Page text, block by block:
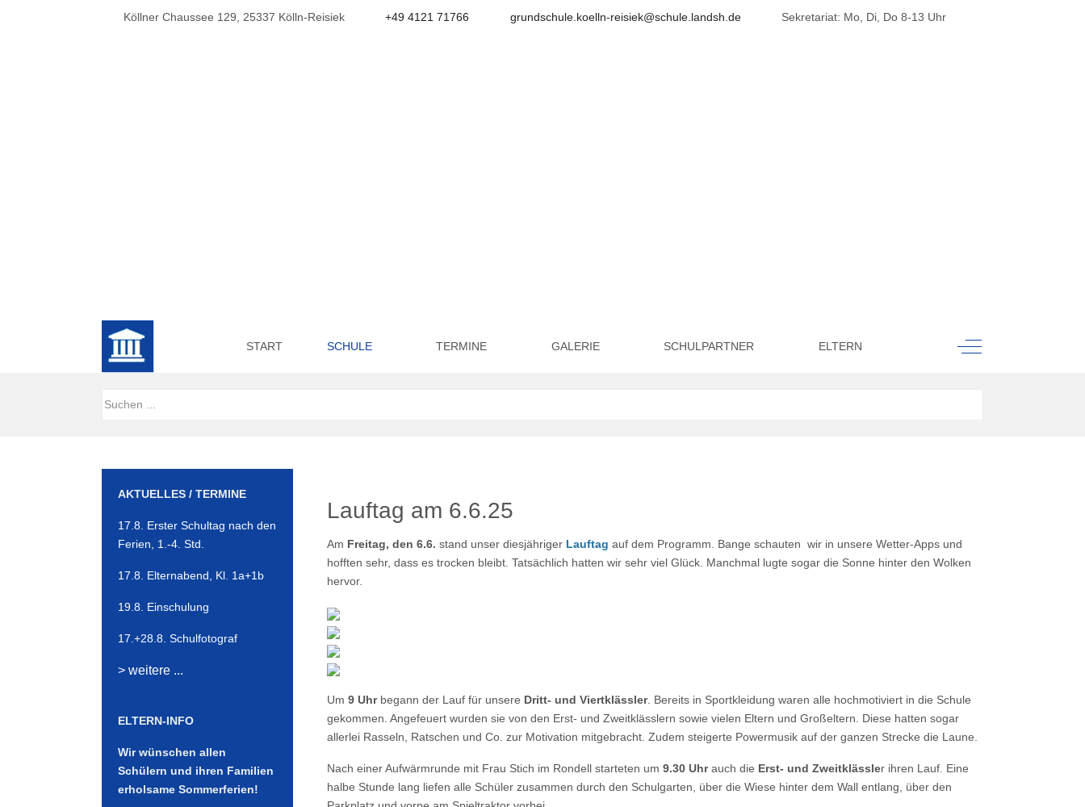
Köllner Chaussee 129, 25337 Kölln-Reisiek +49 4121 71766 grundschule.koelln-reisiek@schule.landsh.de Sekretariat: Mo, Di, Do 8-13 Uhr
START SCHULE TERMINE GALERIE SCHULPARTNER ELTERN Off-Canvas Toggle
AKTUELLES / TERMINE
17.8. Erster Schultag nach den
Ferien, 1.-4. Std.
17.8. Elternabend, Kl. 1a+1b
19.8. Einschulung
17.+28.8. Schulfotograf
> weitere ...
ELTERN-INFO
Wir wünschen allen
Schülern und ihren Familien
erholsame Sommerferien!
Lauftag am 6.6.25
Am Freitag, den 6.6. stand unser diesjähriger Lauftag auf dem Programm. Bange schauten wir in unsere Wetter-Apps und
hofften sehr, dass es trocken bleibt. Tatsächlich hatten wir sehr viel Glück. Manchmal lugte sogar die Sonne hinter den Wolken
hervor.
Um 9 Uhr begann der Lauf für unsere Dritt- und Viertklässler. Bereits in Sportkleidung waren alle hochmotiviert in die Schule
gekommen. Angefeuert wurden sie von den Erst- und Zweitklässlern sowie vielen Eltern und Großeltern. Diese hatten sogar
allerlei Rasseln, Ratschen und Co. zur Motivation mitgebracht. Zudem steigerte Powermusik auf der ganzen Strecke die Laune.
Nach einer Aufwärmrunde mit Frau Stich im Rondell starteten um 9.30 Uhrauch die Erst- und Zweitklässler ihren Lauf. Eine
halbe Stunde lang liefen alle Schüler zusammen durch den Schulgarten, über die Wiese hinter dem Wall entlang, über den